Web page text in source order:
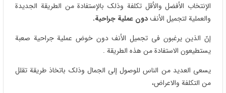
الإنتخاب الأفضل والأقل تکلفة وذلک بالإستفادة من الطریقة الجدیدة
والعملیة لتجمیل الأنفدون عملیة جراحیة.
إنّ الذین یرغبون فی تجمیل الأنف دون خوض عملیة جراحیة صعبة
یستطیعون الاستفادة من هذه الطریقة .
یسعی العدید من الناس للوصول إلی الجمال وذلک باتخاذ طریقة تقلل
من التکلفة والاعراض،